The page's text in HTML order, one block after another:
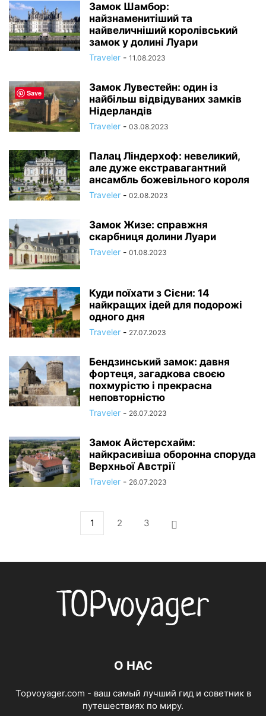
Замок Шамбор:
найзнаменитіший та
найвеличніший королівський
замок у долині Луари
Traveler - 11.08.2023
Замок Лувестейн: один із
найбільш відвідуваних замків
Нідерландів
Traveler - 03.08.2023
Палац Ліндерхоф: невеликий,
але дуже екстравагантний
ансамбль божевільного короля
Traveler - 02.08.2023
Замок Жизе: справжня
скарбниця долини Луари
Traveler - 01.08.2023
Куди поїхати з Сієни: 14
найкращих ідей для подорожі
одного дня
Traveler - 27.07.2023
Бендзинський замок: давня
фортеця, загадкова своєю
похмурістю і прекрасна
неповторністю
Traveler - 26.07.2023
Замок Айстерсхайм:
найкрасивіша оборонна споруда
Верхньої Австрії
Traveler - 26.07.2023
1 2 3
О НАС
Topvoyager.com - ваш самый лучший гид и советник в
путешествиях по миру.
Save